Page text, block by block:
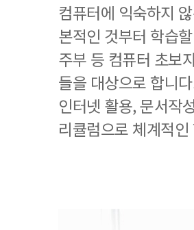
컴퓨터에 익숙하지
본적인 것부터 학습
주부 등 컴퓨터 초보
들을 대상으로 합니
인터넷 활용, 문서작
리큘럼으로 체계적